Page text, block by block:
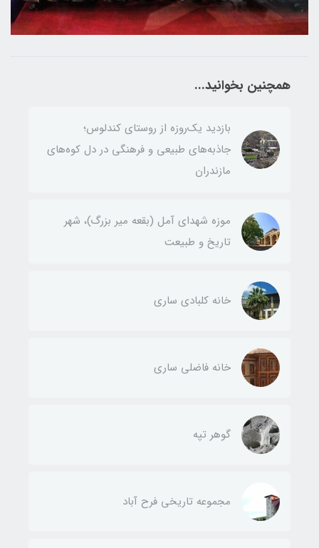
همچنین بخوانید...
بازدید یک‌روزه از روستای کندلوس؛
جاذبه‌های طبیعی و فرهنگی در دل کوه‌های
مازندران
موزه شهدای آمل (بقعه میر بزرگ)، شهر
تاریخ و طبیعت
خانه کلبادی ساری
خانه فاضلی ساری
گوهر تپه
مجموعه تاریخی فرح آباد